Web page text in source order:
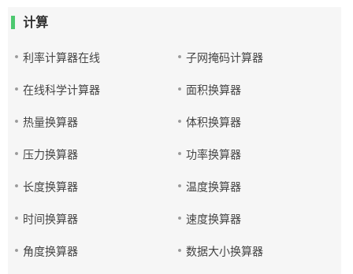
计算
利率计算器在线 子网掩码计算器
在线科学计算器 面积换算器
热量换算器 体积换算器
压力换算器 功率换算器
长度换算器 温度换算器
时间换算器 速度换算器
角度换算器 数据大小换算器